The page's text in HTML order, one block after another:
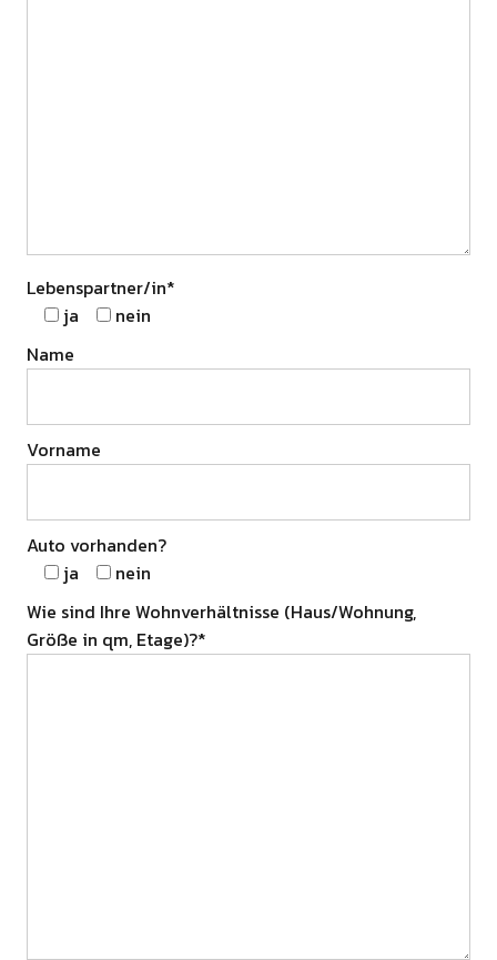
Lebenspartner/in*
ja
nein
Name
Vorname
Auto vorhanden?
ja
nein
Wie sind Ihre Wohnverhältnisse (Haus/Wohnung,
Größe in qm, Etage)?*